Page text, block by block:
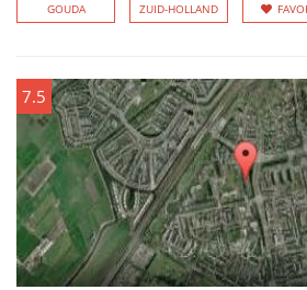
GOUDA ZUID-HOLLAND
7.5